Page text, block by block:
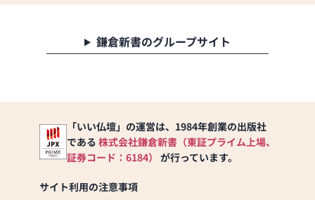
家族の想い」を形にする大
わたしたちは、お客様一人
ひとりの想いに寄り添い、
軽にご相談ください。初め
ての方も安心してお越しい
ただけるよう、明るく落ち
えいたします。
鎌倉新書のグループサイト
「いい仏壇」の運営は、1984年創業の出版社
である 株式会社鎌倉新書（東証プライム上場、
証券コード：6184） が行っています。
サイト利用の注意事項